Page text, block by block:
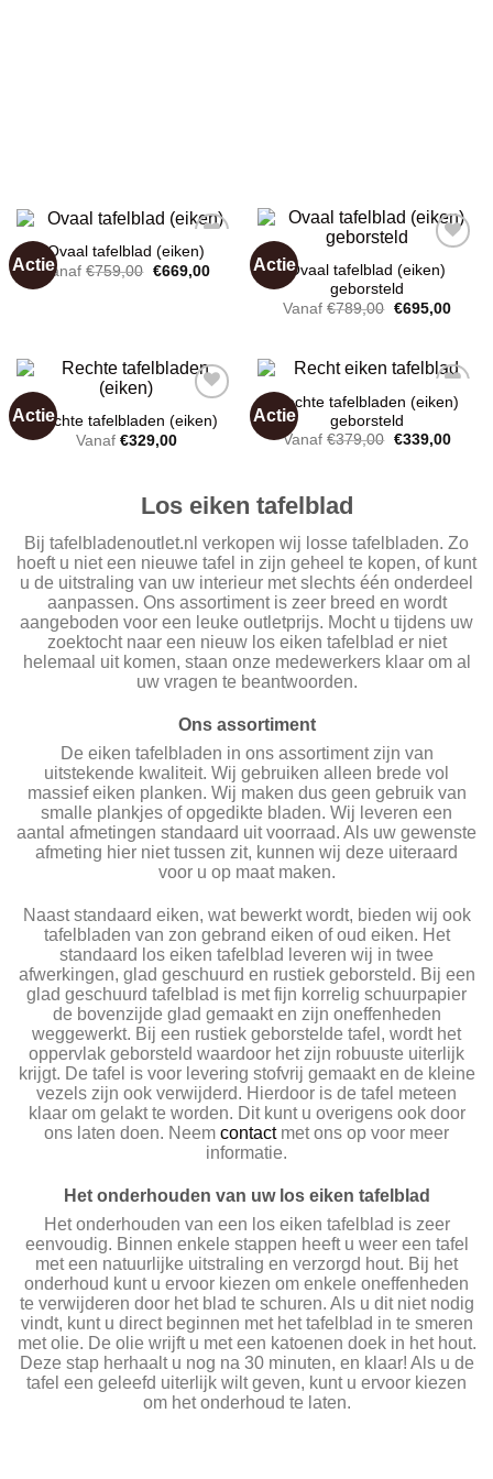
Actie
Ovaal tafelblad (eiken)
Vanaf €759,00 Oorspronkelijke
€669,00HuidigeActie
Toevoegen
aan
Ovaal tafelblad (eiken)
geborsteld
Vanaf €789,00 €695,00
Actie
Toevoegen
Rechte tafelbladen (eiken)
Vanaf €329,00
Actie
Rechte tafelbladen (eiken)
geborsteld
Vanaf €379,00 €339,00
Los eiken tafelblad
Bij tafelbladenoutlet.nl verkopen wij losse tafelbladen. Zo
hoeft u niet een nieuwe tafel in zijn geheel te kopen, of kunt
u de uitstraling van uw interieur met slechts één onderdeel
aanpassen. Ons assortiment is zeer breed en wordt
aangeboden voor een leuke outletprijs. Mocht u tijdens uw
zoektocht naar een nieuw los eiken tafelblad er niet
helemaal uit komen, staan onze medewerkers klaar om al
uw vragen te beantwoorden.
Ons assortiment
De eiken tafelbladen in ons assortiment zijn van
uitstekende kwaliteit. Wij gebruiken alleen brede vol
massief eiken planken. Wij maken dus geen gebruik van
smalle plankjes of opgedikte bladen. Wij leveren een
aantal afmetingen standaard uit voorraad. Als uw gewenste
afmeting hier niet tussen zit, kunnen wij deze uiteraard
voor u op maat maken.
Naast standaard eiken, wat bewerkt wordt, bieden wij ook
tafelbladen van zon gebrand eiken of oud eiken. Het
standaard los eiken tafelblad leveren wij in twee
afwerkingen, glad geschuurd en rustiek geborsteld. Bij een
glad geschuurd tafelblad is met fijn korrelig schuurpapier
de bovenzijde glad gemaakt en zijn oneffenheden
weggewerkt. Bij een rustiek geborstelde tafel, wordt het
oppervlak geborsteld waardoor het zijn robuuste uiterlijk
krijgt. De tafel is voor levering stofvrij gemaakt en de kleine
vezels zijn ook verwijderd. Hierdoor is de tafel meteen
klaar om gelakt te worden. Dit kunt u overigens ook door
ons laten doen. Neem contactmet ons op voor meer
informatie.
Het onderhouden van uw los eiken tafelblad
Het onderhouden van een los eiken tafelblad is zeer
eenvoudig. Binnen enkele stappen heeft u weer een tafel
met een natuurlijke uitstraling en verzorgd hout. Bij het
onderhoud kunt u ervoor kiezen om enkele oneffenheden
te verwijderen door het blad te schuren. Als u dit niet nodig
vindt, kunt u direct beginnen met het tafelblad in te smeren
met olie. De olie wrijft u met een katoenen doek in het hout.
Deze stap herhaalt u nog na 30 minuten, en klaar! Als u de
tafel een geleefd uiterlijk wilt geven, kunt u ervoor kiezen
om het onderhoud te laten.